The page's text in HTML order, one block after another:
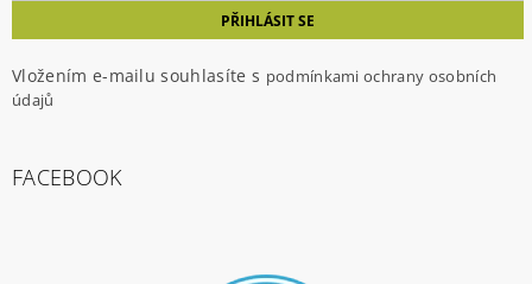
Vložením e-mailu souhlasíte s podmínkami ochrany osobních
údajů
FACEBOOK